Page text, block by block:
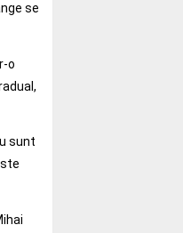
se
o
sunt